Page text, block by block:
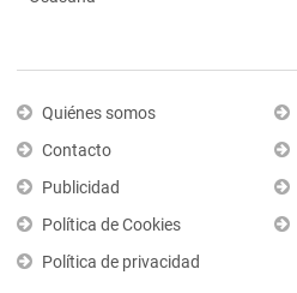
Quiénes somos
Contacto
Publicidad
Política de Cookies
Política de privacidad